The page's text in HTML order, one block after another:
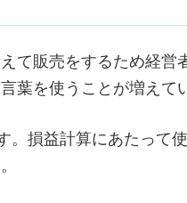
て販売をするため経営
葉を使うことが増えて
損益計算にあたって